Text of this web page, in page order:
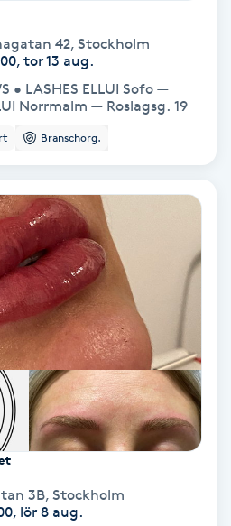
42, Stockholm
tor 13 aug.
• LASHES ELLUI Sofo —
Norrmalm — Roslagsg. 19
Branschorg.
3B, Stockholm
lör 8 aug.